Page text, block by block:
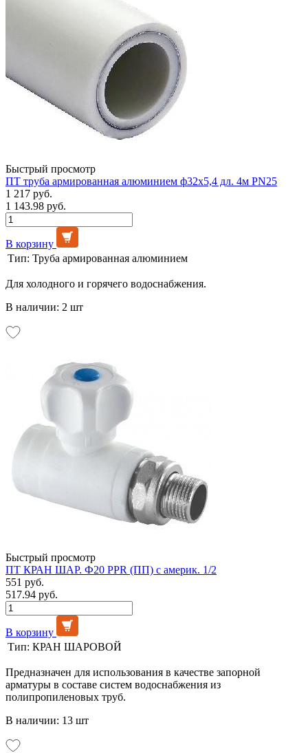
Быстрый просмотр
ПТ труба армированная алюминием ф32х5,4 дл. 4м PN25
1 217 руб.
1 143.98 руб.
В корзину
Тип: Труба армированная алюминием
Для холодного и горячего водоснабжения.
В наличии: 2 шт
Быстрый просмотр
ПТ КРАН ШАР. Ф20 PPR (ПП) с америк. 1/2
551 руб.
517.94 руб.
В корзину
Тип: КРАН ШАРОВОЙ
Предназначен для использования в качестве запорной
арматуры в составе систем водоснабжения из
полипропиленовых труб.
В наличии: 13 шт